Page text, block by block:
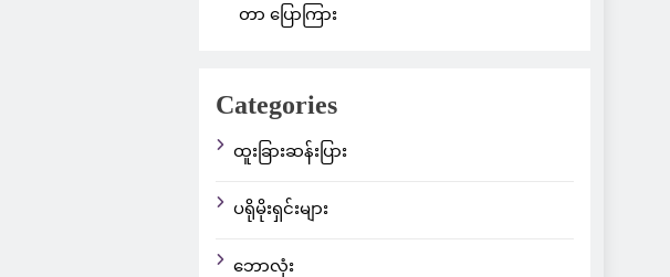
တာ ပြောကြား
Categories
ထူးခြားဆန်းပြား
ပရိုမိုးရှင်းများ
ဘောလုံး